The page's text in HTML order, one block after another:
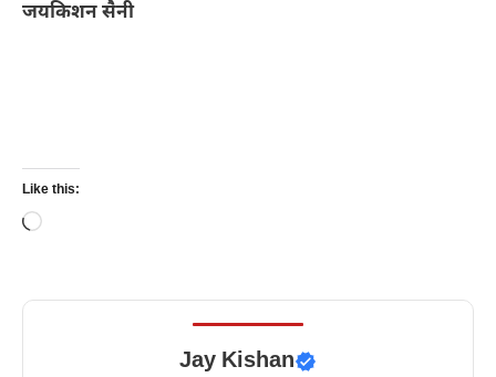
जयकिशन सैनी
Like this:
Loading…
Jay Kishan